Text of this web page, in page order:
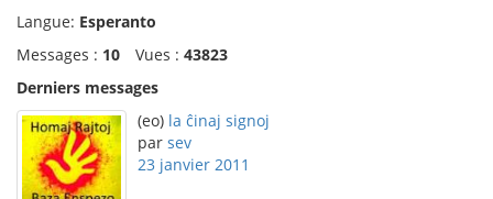
Langue: Esperanto
Messages : 10 Vues : 43823
Derniers messages
(eo) la ĉinaj signoj
par sev
23 janvier 2011